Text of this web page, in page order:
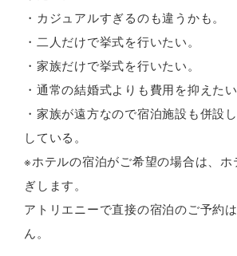
・カジュアルすぎるのも違うかも。
・二人だけで挙式を行いたい。
・家族だけで挙式を行いたい。
・通常の結婚式よりも費用を抑えたい
・家族が遠方なので宿泊施設も併設
している。
※ホテルの宿泊がご希望の場合は、
ぎします。
アトリエニーで直接の宿泊のご予約
ん。